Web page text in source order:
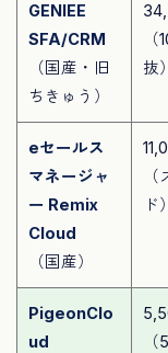
GENIEE
SFA/CRM
（国産・旧
ちきゅう）
抜）
eセールス
マネージャ
ー Remix
Cloud
（国産）
ド）
PigeonClo
ud